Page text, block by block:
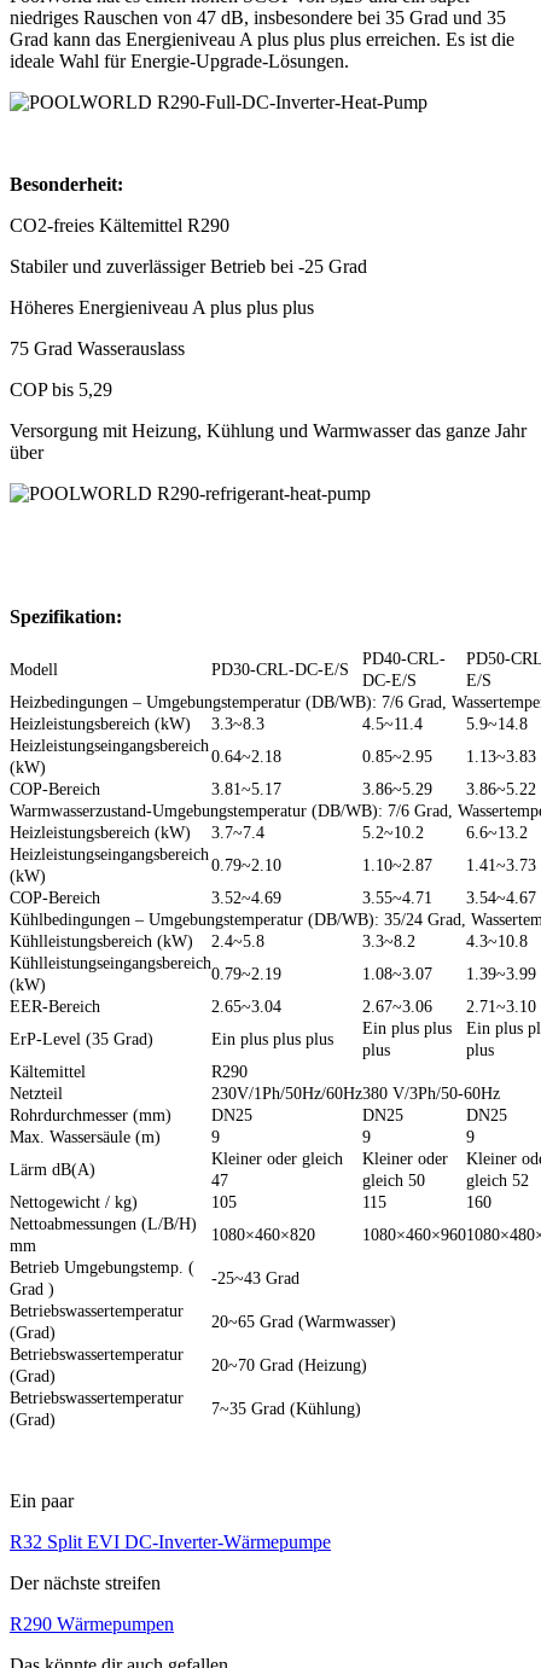
niedriges Rauschen von 47 dB, insbesondere bei 35 Grad und 35
Grad kann das Energieniveau A plus plus plus erreichen. Es ist die
ideale Wahl für Energie-Upgrade-Lösungen.
Besonderheit:
CO2-freies Kältemittel R290
Stabiler und zuverlässiger Betrieb bei -25 Grad
Höheres Energieniveau A plus plus plus
75 Grad Wasserauslass
COP bis 5,29
Versorgung mit Heizung, Kühlung und Warmwasser das ganze Jahr
über
Spezifikation:
Modell PD30-CRL-DC-E/S
PD40-CRL-
DC-E/S
PD50-
E/S
Heizbedingungen – Umgebungstemperatur (DB/WB): 7/6 Grad,
Heizleistungsbereich (kW)
3.3~8.3 4.5~11.4
5.9~14.8
Heizleistungseingangsbereich
(kW)
0.64~2.18 0.85~2.95
1.13~3.83
COP-Bereich
3.81~5.17 3.86~5.29
3.86~5.22
Warmwasserzustand-Umgebungstemperatur (DB/WB): 7/6 Grad,
Heizleistungsbereich (kW)
3.7~7.4 5.2~10.2
6.6~13.2
Heizleistungseingangsbereich
(kW)
0.79~2.10 1.10~2.87
1.41~3.73
COP-Bereich
3.52~4.69 3.55~4.71
3.54~4.67
Kühlbedingungen – Umgebungstemperatur (DB/WB): 35/24 Grad,
Kühlleistungsbereich (kW)
2.4~5.8 3.3~8.2
4.3~10.8
Kühlleistungseingangsbereich
(kW)
0.79~2.19 1.08~3.07
1.39~3.99
EER-Bereich
2.65~3.04 2.67~3.06
2.71~3.10
ErP-Level (35 Grad)
Ein plus plus plus
Ein plus plus
plus
Ein plus
plus
Kältemittel
R290
Netzteil
230V/1Ph/50Hz/60Hz380 V/3Ph/50-60Hz
Rohrdurchmesser (mm)
DN25 DN25
DN25
Max. Wassersäule (m)
9 9
9
Lärm dB(A)
Kleiner oder gleich
47
Kleiner oder
gleich 50
Kleiner
gleich 52
Nettogewicht / kg)
105 115
160
Nettoabmessungen (L/B/H)
mm
1080×460×820 1080×460×960
Betrieb Umgebungstemp. (
Grad )
-25~43 Grad
Betriebswassertemperatur
(Grad)
20~65 Grad (Warmwasser)
Betriebswassertemperatur
(Grad)
20~70 Grad (Heizung)
Betriebswassertemperatur
(Grad)
7~35 Grad (Kühlung)
Ein paar
R32 Split EVI DC-Inverter-Wärmepumpe
Der nächste streifen
R290 Wärmepumpen